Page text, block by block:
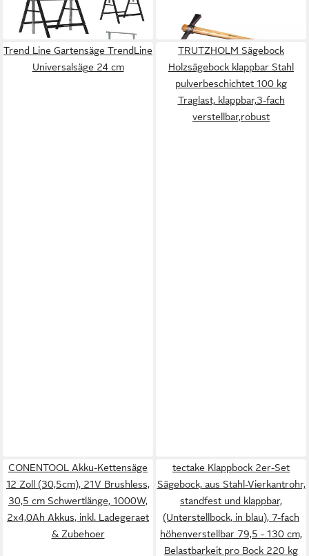
schwarz Klappbock
Gerüstbock
84,99 €
in 2-3 Werktagen bei dir
ab 56,63 €
in 4-5 Werktagen bei dir
Trend Line Gartensäge TrendLine
Universalsäge 24 cm
TRUTZHOLM Sägebock
Holzsägebock klappbar Stahl
pulverbeschichtet 100 kg
Traglast, klappbar,3-fach
verstellbar,robust
CONENTOOL Akku-Kettensäge
12 Zoll (30,5cm), 21V Brushless,
30,5 cm Schwertlänge, 1000W,
2x4,0Ah Akkus, inkl. Ladegeraet
& Zubehoer
tectake Klappbock 2er-Set
Sägebock, aus Stahl-Vierkantrohr,
standfest und klappbar,
(Unterstellbock, in blau), 7-fach
höhenverstellbar 79,5 - 130 cm,
Belastbarkeit pro Bock 220 kg